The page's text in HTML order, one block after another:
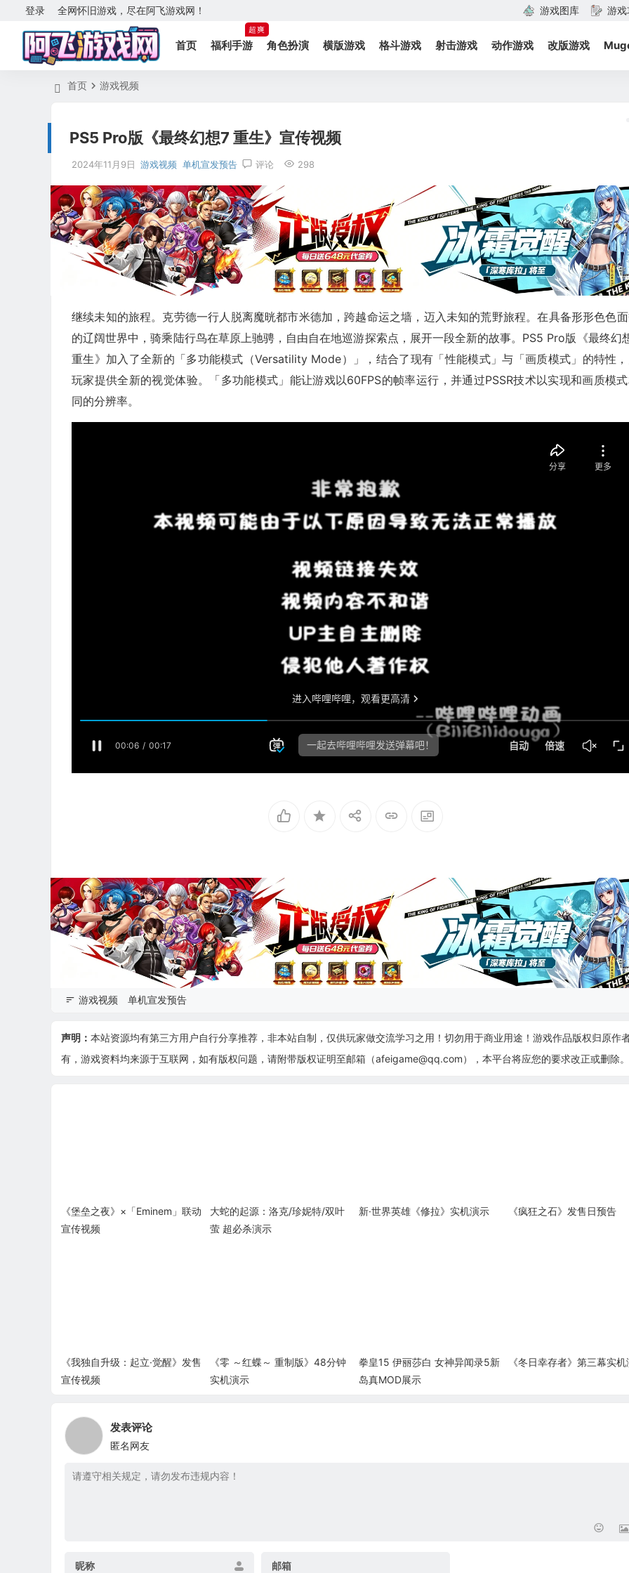
全网怀旧游戏，尽在阿飞游戏网！
登录 游戏图库 游
首页 福利手游
超爽
角色扮演 横版游戏 格斗游戏 射击游戏 动作游戏 改版游戏
首页 游戏视频
PS5 Pro版《最终幻想7 重生》宣传视频
2024年11月9日 游戏视频 单机宣发预告 评论 298
继续未知的旅程。克劳德一行人脱离魔晄都市米德加，跨越命运之墙，迈入未知的荒野旅程。在具备形形色色
的辽阔世界中，骑乘陆行鸟在草原上驰骋，自由自在地巡游探索点，展开一段全新的故事。PS5 Pro版《最终幻
重生》加入了全新的「多功能模式（Versatility Mode）」，结合了现有「性能模式」与「画质模式」的特性
玩家提供全新的视觉体验。「多功能模式」能让游戏以60FPS的帧率运行，并通过PSSR技术以实现和画质模
同的分辨率。
游戏视频 单机宣发预告
声明： 本站资源均有第三方用户自行分享推荐，非本站自制，仅供玩家做交流学习之用！切勿用于商业用途！游戏作品版权归原作
有，游戏资料均来源于互联网，如有版权问题，请附带版权证明至邮箱（afeigame@qq.com），本平台将应您的要求改正或删除。
《堡垒之夜》×「Eminem」联动
宣传视频
大蛇的起源：洛克/珍妮特/双叶
萤 超必杀演示
新·世界英雄《修拉》实机演示 《疯狂之石》发售日预告
《我独自升级：起立·觉醒》发售
宣传视频
《零 ～红蝶～ 重制版》48分钟
实机演示
拳皇15 伊丽莎白 女神异闻录5新
岛真MOD展示
《冬日幸存者》第三幕实机
发表评论
匿名网友
昵称 邮箱